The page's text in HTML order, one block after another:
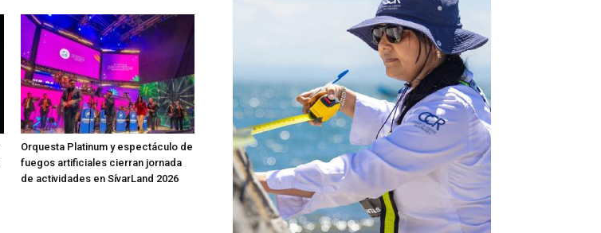
Orquesta Platinum y espectáculo de
fuegos artificiales cierran jornada
de actividades en SívarLand 2026